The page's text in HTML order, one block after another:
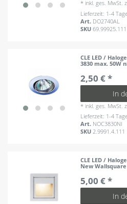
* inkl. ges. MwSt.
Lieferzeit: 1-4
Art. DO2740AL
SKU69.99925.111
CLE LED /
3830 max. 50W
2,50 € *
In
* inkl. ges. MwSt.
Lieferzeit: 1-4
Art. NOC3830NI
SKU2.9991.4.111
CLE LED /
New
5,00 € *
In